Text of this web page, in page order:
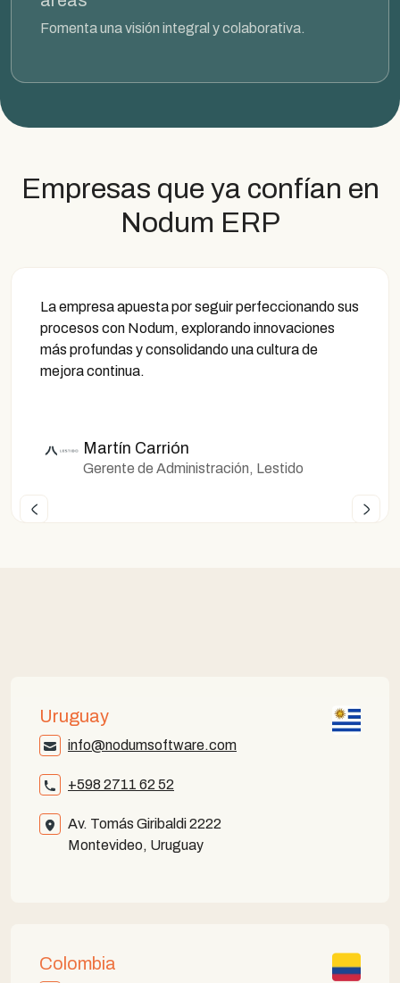
Fomenta una visión integral y colaborativa.
Empresas que ya confían en
Nodum ERP
La empresa apuesta por seguir perfeccionando sus
procesos con Nodum, explorando innovaciones
más profundas y consolidando una cultura de
mejora continua.
Martín Carrión
Gerente de Administración, Lestido
Uruguay
info@nodumsoftware.com
+598 2711 62 52
Av. Tomás Giribaldi 2222
Montevideo, Uruguay
Colombia